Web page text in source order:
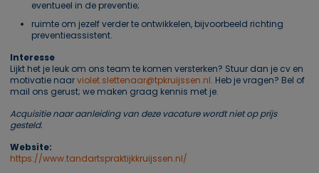
eventueel in de preventie;
ruimte om jezelf verder te ontwikkelen, bijvoorbeeld richting
preventieassistent.
Interesse
Lijkt het je leuk om ons team te komen versterken? Stuur dan je cv en
motivatie naarviolet.slettenaar@tpkruijssen.nl. Heb je vragen? Bel of
mail ons gerust; we maken graag kennis met je.
Acquisitie naar aanleiding van deze vacature wordt niet op prijs
gesteld.
Website:
https://www.tandartspraktijkkruijssen.nl/